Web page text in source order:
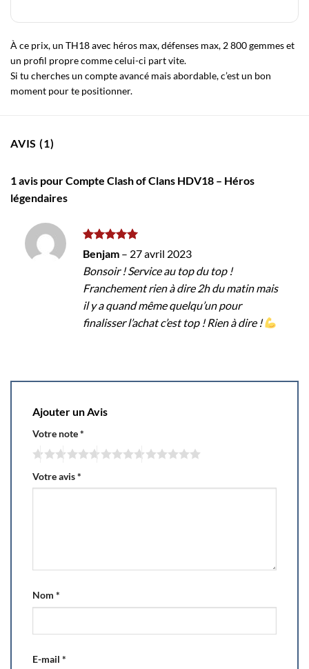
À ce prix, un TH18 avec héros max, défenses max, 2 800 gemmes et
un profil propre comme celui-ci part vite.
Si tu cherches un compte avancé mais abordable, c’est un bon
moment pour te positionner.
AVIS (1)
1 avis pourCompte Clash of Clans HDV18 – Héros
légendaires
Note5sur
5
Benjam – 27 avril 2023
Bonsoir ! Service au top du top !
Franchement rien à dire 2h du matin mais
il y a quand même quelqu’un pour
finalisser l’achat c’est top ! Rien à dire !
Ajouter un Avis
Votre note*
Votre avis*
Nom *
E-mail *